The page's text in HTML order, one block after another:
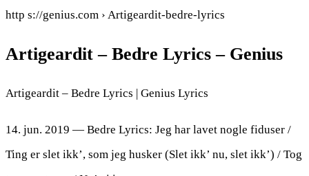
http s://genius.com › Artigeardit-bedre-lyrics
Artigeardit – Bedre Lyrics – Genius
Artigeardit – Bedre Lyrics | Genius Lyrics
14. jun. 2019 — Bedre Lyrics: Jeg har lavet nogle fiduser /
Ting er slet ikk’, som jeg husker (Slet ikk’ nu, slet ikk’) / Tog